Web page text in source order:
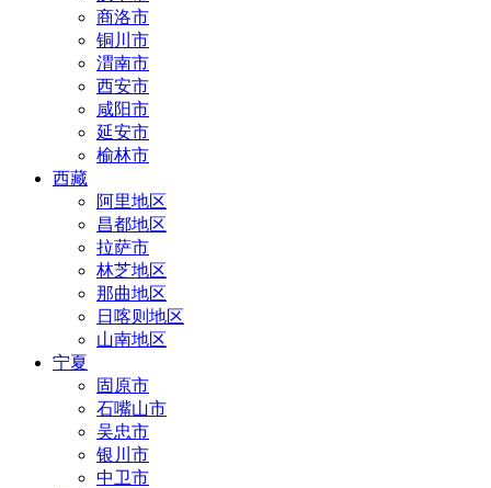
商洛市
铜川市
渭南市
西安市
咸阳市
延安市
榆林市
西藏
阿里地区
昌都地区
拉萨市
林芝地区
那曲地区
日喀则地区
山南地区
宁夏
固原市
石嘴山市
吴忠市
银川市
中卫市